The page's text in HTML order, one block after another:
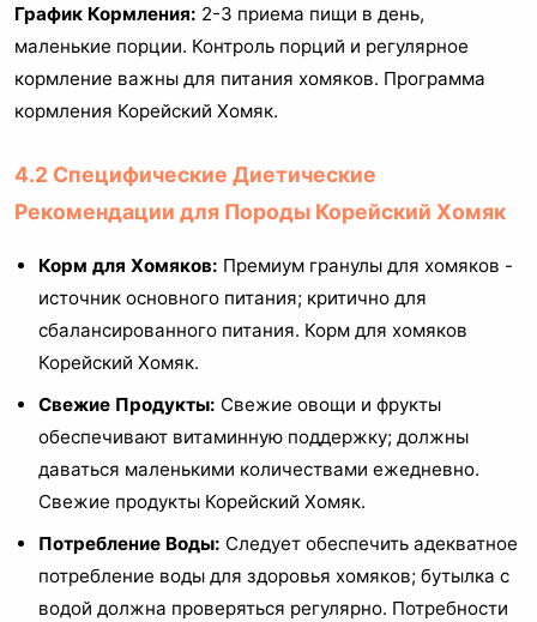
График Кормления: 2-3 приема пищи в день,
маленькие порции. Контроль порций и регулярное
кормление важны для питания хомяков. Программа
кормления Корейский Хомяк.
4.2 Специфические Диетические
Рекомендации для Породы Корейский Хомяк
Корм для Хомяков: Премиум гранулы для хомяков -
источник основного питания; критично для
сбалансированного питания. Корм для хомяков
Корейский Хомяк.
Свежие Продукты: Свежие овощи и фрукты
обеспечивают витаминную поддержку; должны
даваться маленькими количествами ежедневно.
Свежие продукты Корейский Хомяк.
Потребление Воды: Следует обеспечить адекватное
потребление воды для здоровья хомяков; бутылка с
водой должна проверяться регулярно. Потребности